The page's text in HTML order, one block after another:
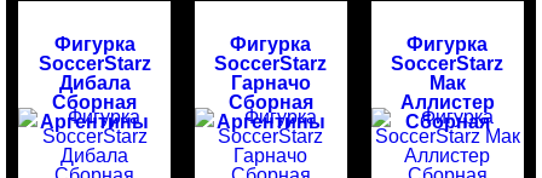
Фигурка
SoccerStarz
Дибала
Сборная
Аргентины
Фигурка
SoccerStarz
Гарначо
Сборная
Аргентины
Фигурка
SoccerStarz
Мак
Аллистер
Сборная
Аргентины